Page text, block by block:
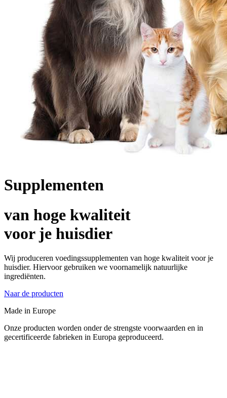
Supplementen
van hoge kwaliteit
voor je huisdier
Wij produceren voedingssupplementen van hoge kwaliteit voor je
huisdier. Hiervoor gebruiken we voornamelijk natuurlijke
ingrediënten.
Naar de producten
Made in Europe
Onze producten worden onder de strengste voorwaarden en in
gecertificeerde fabrieken in Europa geproduceerd.